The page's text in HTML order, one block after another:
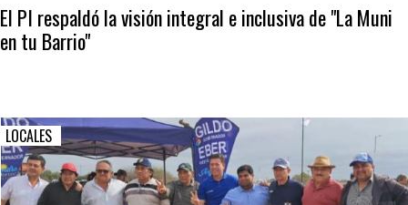
El PI respaldó la visión integral e inclusiva de "La Muni
en tu Barrio"
LOCALES